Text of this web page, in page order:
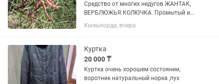
Средство от многих недугов ЖАНТАК,
ВЕРБЛЮЖЬЯ КОЛЮЧКА. Промытый и
высушенный в тени. Собирал для себя,
часть могу продать по 4000 за кг
вопросам звоните, Алексей
Кызылорда, вчера
Куртка
20 000 ₸
Куртка очень хорошем состоянии,
воротник натуральный норка ,пух